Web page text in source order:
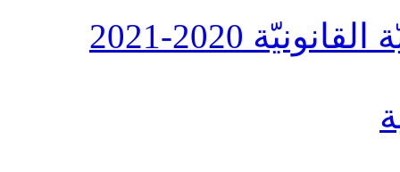
2020-2021